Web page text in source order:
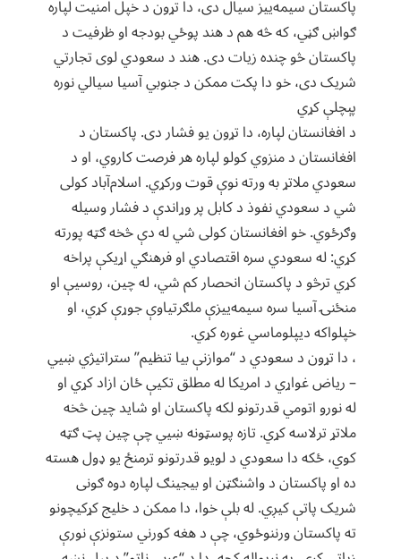
پاکستان سیمه‌ییز سیال دی، دا تړون د خپل امنیت لپاره
ګواښ ګڼي، که څه هم د هند پوځي بودجه او ظرفیت د
پاکستان څو چنده زیات دی. هند د سعودي لوی تجارتي
شریک دی، خو دا پکت ممکن د جنوبي آسیا سیالي نوره
پېچلې کړي
د افغانستان لپاره، دا تړون یو فشار دی. پاکستان د
افغانستان د منزوي کولو لپاره هر فرصت کاروي، او د
سعودي ملاتړ به ورته نوې قوت ورکړي. اسلام‌آباد کولی
شي د سعودي نفوذ د کابل پر وړاندې د فشار وسیله
وګرځوي. خو افغانستان کولی شي له دې څخه ګټه پورته
کړي: له سعودي سره اقتصادي او فرهنګي اړیکې پراخه
کړي ترڅو د پاکستان انحصار کم شي، له چین، روسیې او
منځنۍ آسیا سره سیمه‌ییزې ملګرتیاوې جوړې کړي، او
خپلواکه دیپلوماسي غوره کړي.
، دا تړون د سعودي د “موازنې بیا تنظیم” ستراتیژي ښیي
– ریاض غواړي د امریکا له مطلق تکیې ځان ازاد کړي او
له نورو اتومي قدرتونو لکه پاکستان او شاید چین څخه
ملاتړ ترلاسه کړي. تازه پوسټونه ښیي چې چین پټ ګټه
کوي، ځکه دا سعودي د لویو قدرتونو ترمنځ يو ډول هسته
ده او پاکستان د واشنګټن او بیجینګ لپاره دوه ګونی
شریک پاتې کیږي. له بلې خوا، دا ممکن د خليج کړکیچونو
ته پاکستان ورننوځوي، چې د هغه کورني ستونزې نورې